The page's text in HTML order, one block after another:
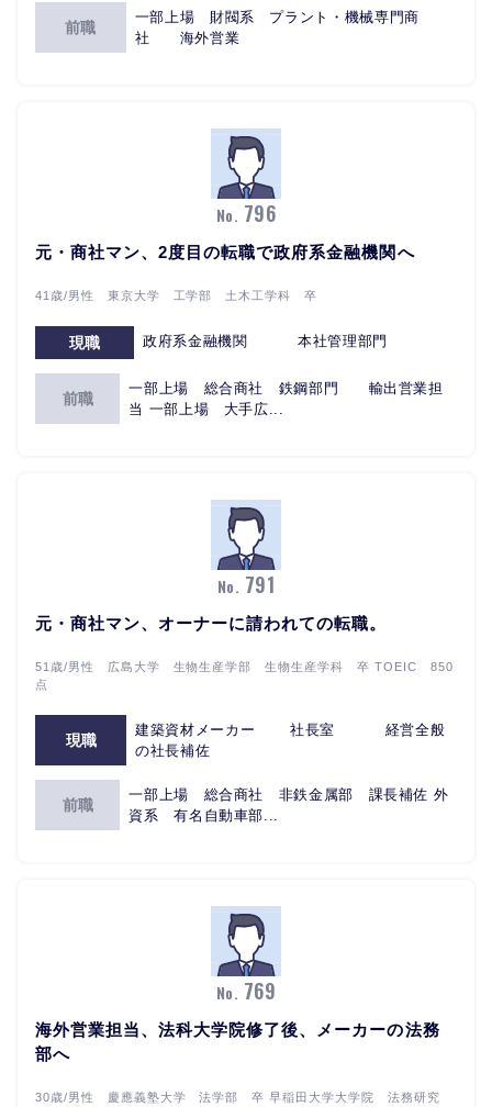
前職
一部上場 財閥系 プラント・機械専門商
社 海外営業
No. 796
元・商社マン、2度目の転職で政府系金融機関へ
41歳/男性 東京大学 工学部 土木工学科 卒
現職 政府系金融機関 本社管理部門
前職
一部上場 総合商社 鉄鋼部門 輸出営業担
当 一部上場 大手広...
No. 791
元・商社マン、オーナーに請われての転職。
51歳/男性 広島大学 生物生産学部 生物生産学科 卒 TOEIC 850
点
現職
建築資材メーカー 社長室 経営全般
の社長補佐
前職
一部上場 総合商社 非鉄金属部 課長補佐 外
資系 有名自動車部...
No. 769
海外営業担当、法科大学院修了後、メーカーの法務
部へ
30歳/男性 慶應義塾大学 法学部 卒 早稲田大学大学院 法務研究